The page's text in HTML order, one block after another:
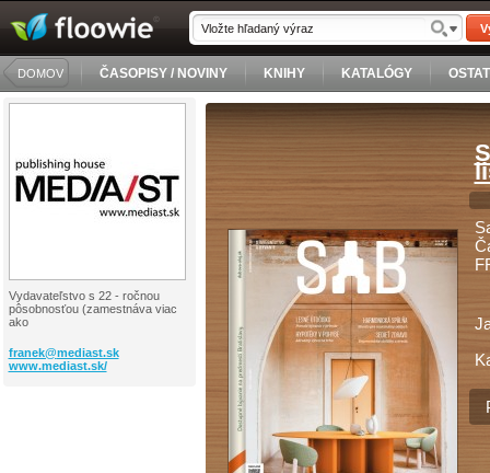
DOMOV ČASOPISY / NOVINY KNIHY KATALÓGY
Vydavateľstvo s 22 - ročnou
pôsobnosťou (zamestnáva viac
ako
franek@mediast.sk
www.mediast.sk/